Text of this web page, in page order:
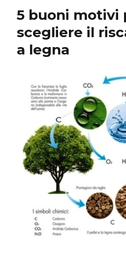
5 buoni motivi
scegliere il
a legna